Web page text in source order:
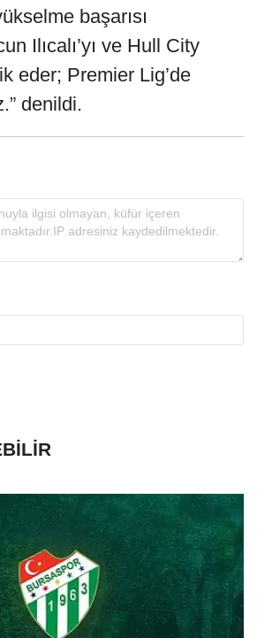
başarısı
Ilıcalı’yı ve Hull City
eder; Premier Lig’de
denildi.